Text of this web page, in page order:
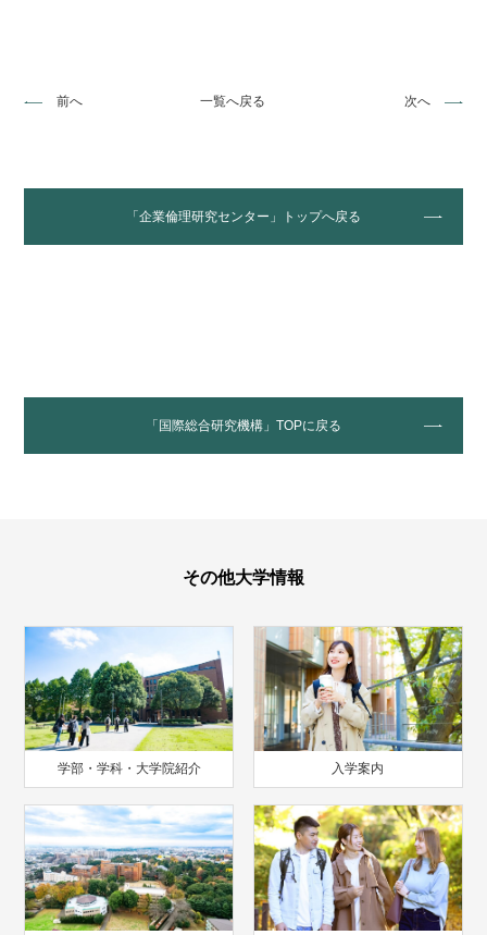
前へ 一覧へ戻る 次へ
「企業倫理研究センター」トップへ戻る
「国際総合研究機構」TOPに戻る
その他大学情報
学部・学科・大学院紹介 入学案内